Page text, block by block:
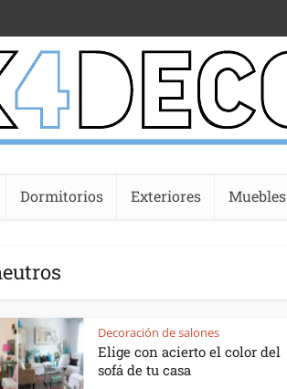
Dormitorios Exteriores Muebles
Decoración de salones
Elige con acierto el color del
sofá de tu casa